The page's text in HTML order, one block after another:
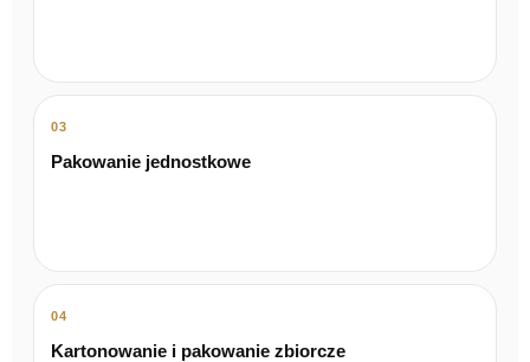
03
Pakowanie jednostkowe
04
Kartonowanie i pakowanie zbiorcze